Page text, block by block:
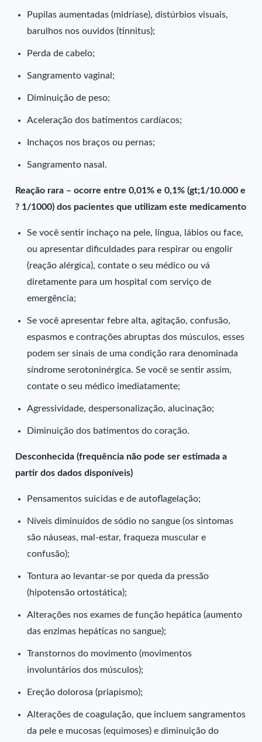
Pupilas aumentadas (midríase), distúrbios visuais,
barulhos nos ouvidos (tinnitus);
Perda de cabelo;
Sangramento vaginal;
Diminuição de peso;
Aceleração dos batimentos cardíacos;
Inchaços nos braços ou pernas;
Sangramento nasal.
Reação rara – ocorre entre 0,01% e 0,1% (gt;1/10.000 e
? 1/1000) dos pacientes que utilizam este medicamento
Se você sentir inchaço na pele, língua, lábios ou face,
ou apresentar dificuldades para respirar ou engolir
(reação alérgica), contate o seu médico ou vá
diretamente para um hospital com serviço de
emergência;
Se você apresentar febre alta, agitação, confusão,
espasmos e contrações abruptas dos músculos, esses
podem ser sinais de uma condição rara denominada
síndrome serotoninérgica. Se você se sentir assim,
contate o seu médico imediatamente;
Agressividade, despersonalização, alucinação;
Diminuição dos batimentos do coração.
Desconhecida (frequência não pode ser estimada a
partir dos dados disponíveis)
Pensamentos suicidas e de autoflagelação;
Níveis diminuídos de sódio no sangue (os sintomas
são náuseas, mal-estar, fraqueza muscular e
confusão);
Tontura ao levantar-se por queda da pressão
(hipotensão ortostática);
Alterações nos exames de função hepática (aumento
das enzimas hepáticas no sangue);
Transtornos do movimento (movimentos
involuntários dos músculos);
Ereção dolorosa (priapismo);
Alterações de coagulação, que incluem sangramentos
da pele e mucosas (equimoses) e diminuição do